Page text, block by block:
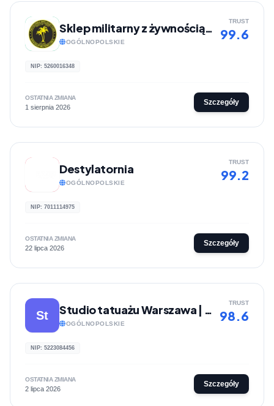
Sklep militarny z żywnością, akcesoriami do samoobrony | Sklep-militarny.com.pl
OGÓLNOPOLSKIE
TRUST
99.6
NIP: 5260016348
OSTATNIA ZMIANA
1 sierpnia 2026
Szczegóły
Destylatornia
OGÓLNOPOLSKIE
TRUST
99.2
NIP: 7011114975
OSTATNIA ZMIANA
22 lipca 2026
Szczegóły
St Studio tatuażu Warszawa | Lunatyk Studio
OGÓLNOPOLSKIE
TRUST
98.6
NIP: 5223084456
OSTATNIA ZMIANA
2 lipca 2026
Szczegóły